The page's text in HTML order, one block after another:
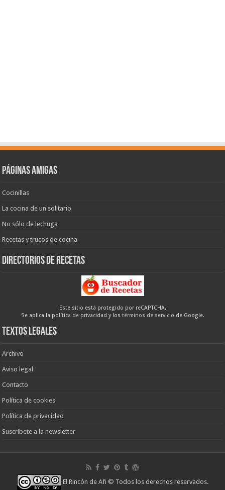
Páginas amigas
Cocinillas
La cocina de un solitario
No sólo de lechuga
Recetas y trucos de cocina
Directorios de recetas
Este sitio está protegido por reCAPTCHA.
Se aplica la política de privacidad y los términos de servicio de Google.
Textos legales
Archivo
Aviso legal
Contacto
Política de cookies
Política de privacidad
Suscríbete a la newsletter
El Rincón de Afi © Todos los derechos reservados.